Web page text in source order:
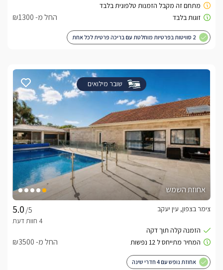
החל מ- ₪1300
2 סוויטות בפרטיות מוחלטת עם בריכה פרטית לכל אחת
שובר מילואים
אחוזת השמש
/5
צימר בצפון, עין יעקב
החל מ- ₪3500
אחוזת נופש עם 4 חדרי שינה